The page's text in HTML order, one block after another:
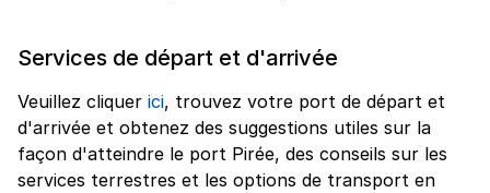
Services de départ et d'arrivée
Veuillez cliquer ici, trouvez votre port de départ et
d'arrivée et obtenez des suggestions utiles sur la
façon d'atteindre le port Pirée, des conseils sur les
services terrestres et les options de transport en